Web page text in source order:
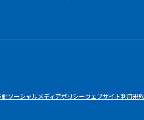
針ソーシャルメディアポリシーウェブサイト利用規約